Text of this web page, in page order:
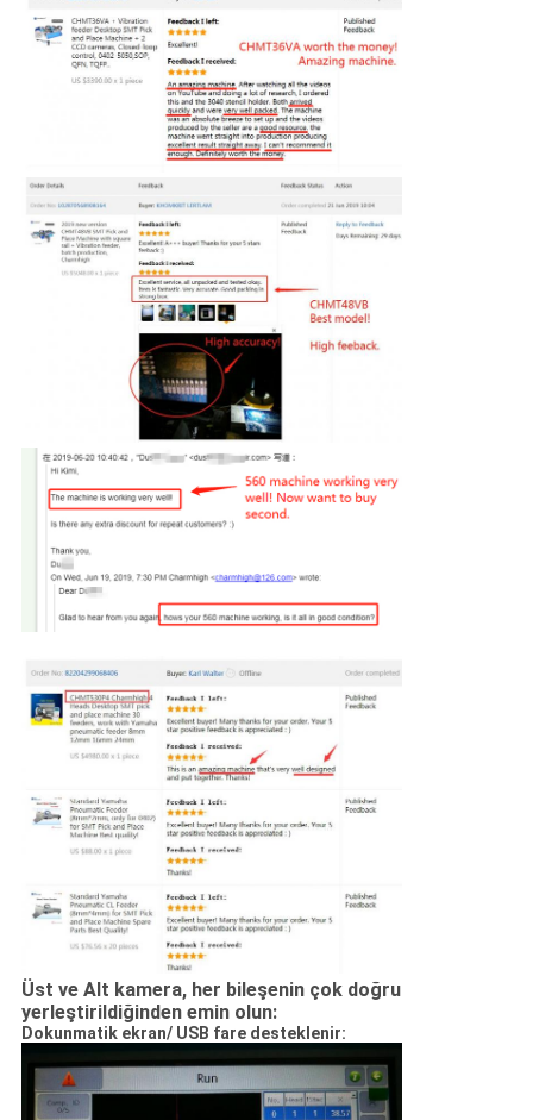
Üst ve Alt kamera, her bileşenin çok doğru
yerleştirildiğinden emin olun:
Dokunmatik ekran/ USB fare desteklenir: